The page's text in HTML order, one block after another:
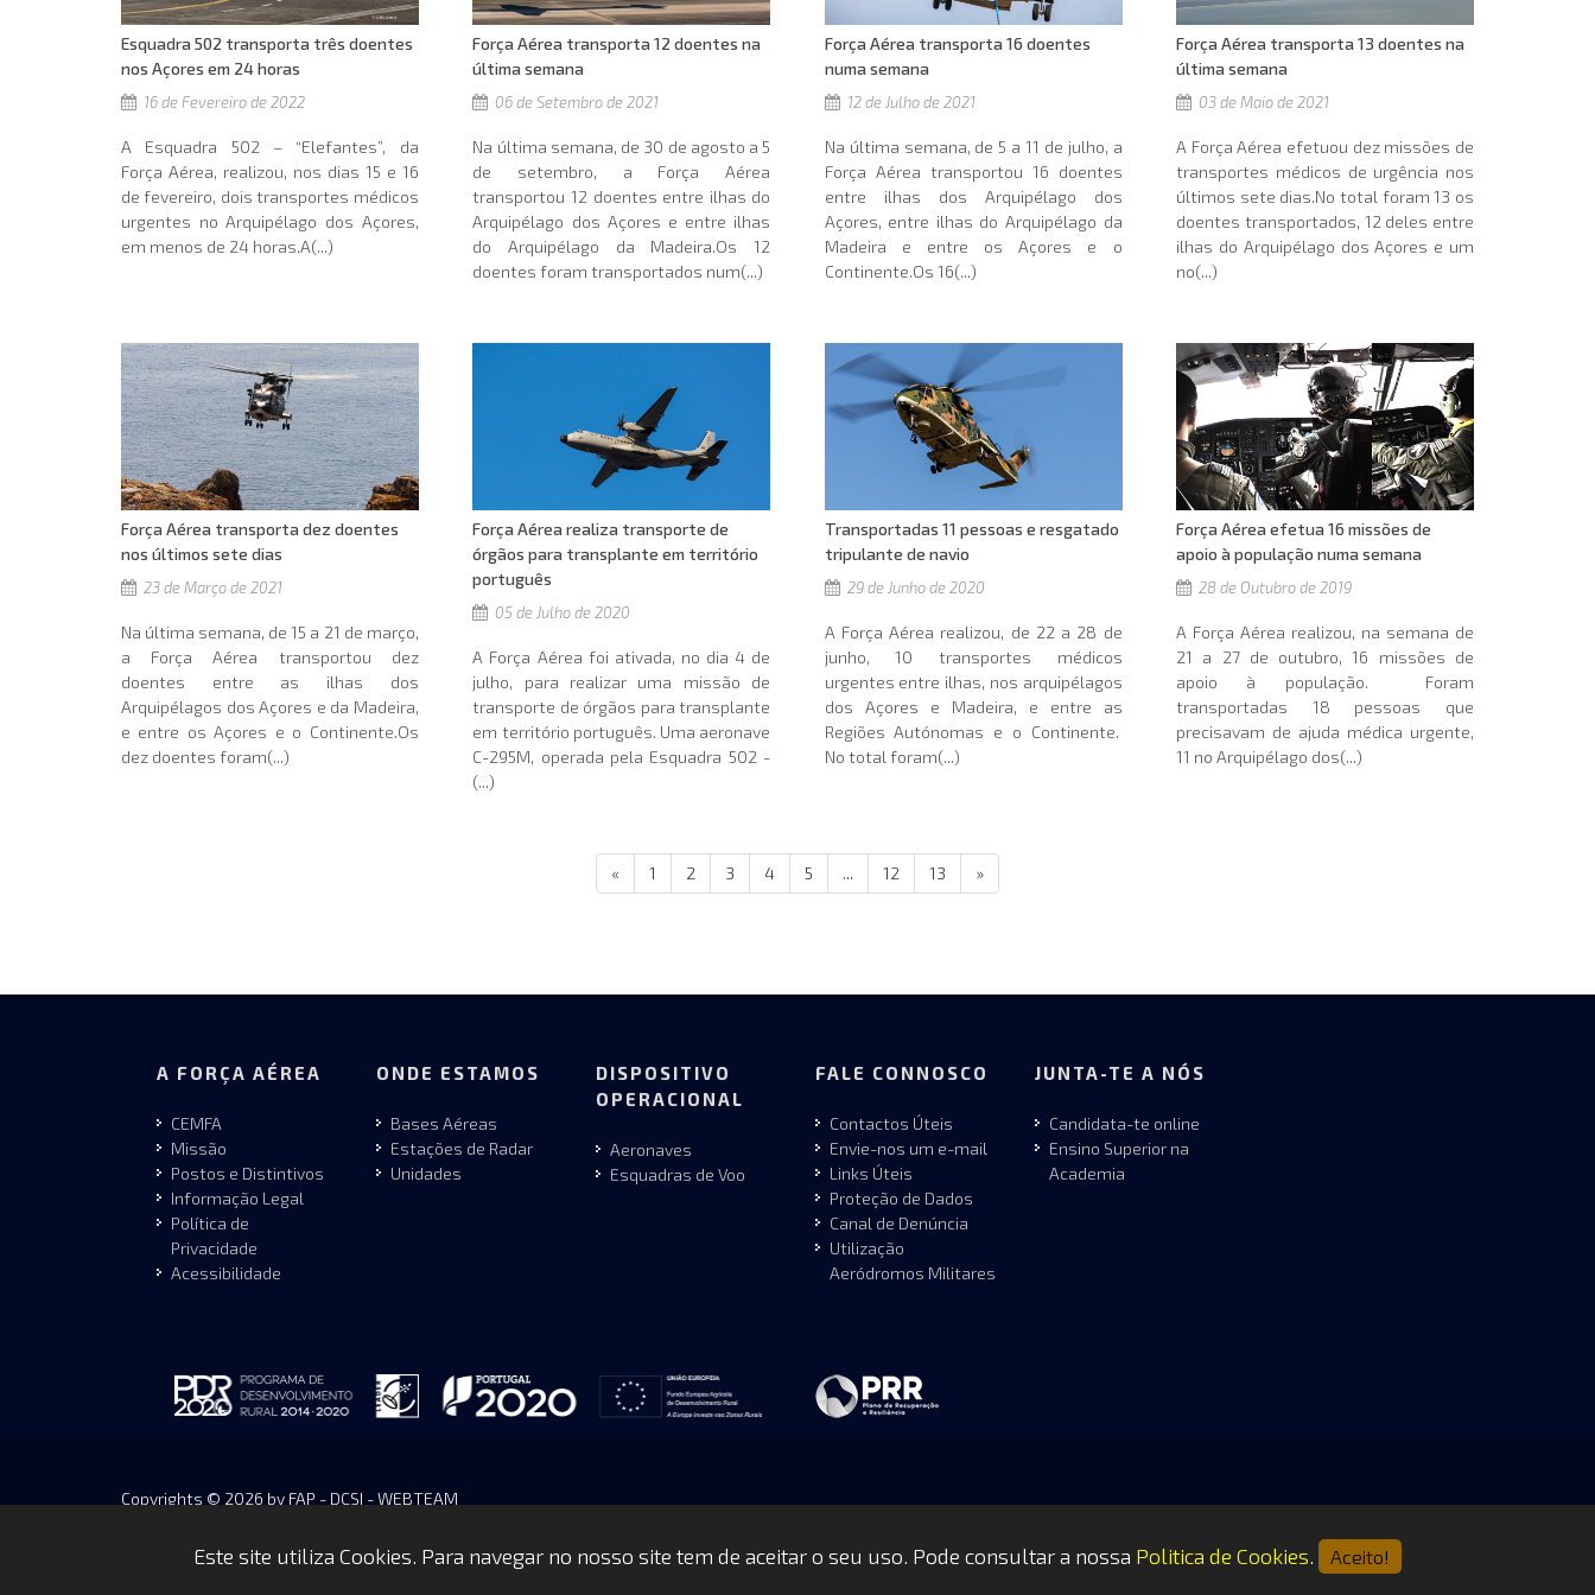
Esquadra 502 transporta três doentes
nos Açores em 24 horas
16 de Fevereiro de 2022
A Esquadra 502 – “Elefantes”, da
Força Aérea, realizou, nos dias 15 e 16
de fevereiro, dois transportes médicos
urgentes no Arquipélago dos Açores,
em menos de 24 horas.A(...)
Força Aérea transporta 12 doentes na
última semana
06 de Setembro de 2021
Na última semana, de 30 de agosto a 5
de setembro, a Força Aérea
transportou 12 doentes entre ilhas do
Arquipélago dos Açores e entre ilhas
do Arquipélago da Madeira.Os 12
doentes foram transportados num(...)
Força Aérea transporta 16 doentes
numa semana
12 de Julho de 2021
Na última semana, de 5 a 11 de julho, a
Força Aérea transportou 16 doentes
entre ilhas dos Arquipélago dos
Açores, entre ilhas do Arquipélago da
Madeira e entre os Açores e o
Continente.Os 16(...)
Força Aérea transporta 13 doentes na
última semana
03 de Maio de 2021
A Força Aérea efetuou dez missões de
transportes médicos de urgência nos
últimos sete dias.No total foram 13 os
doentes transportados, 12 deles entre
ilhas do Arquipélago dos Açores e um
no(...)
Força Aérea transporta dez doentes
nos últimos sete dias
23 de Março de 2021
Na última semana, de 15 a 21 de março,
a Força Aérea transportou dez
doentes entre as ilhas dos
Arquipélagos dos Açores e da Madeira,
e entre os Açores e o Continente.Os
dez doentes foram(...)
Força Aérea realiza transporte de
órgãos para transplante em território
português
05 de Julho de 2020
A Força Aérea foi ativada, no dia 4 de
julho, para realizar uma missão de
transporte de órgãos para transplante
em território português. Uma aeronave
C-295M, operada pela Esquadra 502 -
(...)
Transportadas 11 pessoas e resgatado
tripulante de navio
29 de Junho de 2020
A Força Aérea realizou, de 22 a 28 de
junho, 10 transportes médicos
urgentes entre ilhas, nos arquipélagos
dos Açores e Madeira, e entre as
Regiões Autónomas e o Continente.
No total foram(...)
Força Aérea efetua 16 missões de
apoio à população numa semana
28 de Outubro de 2019
A Força Aérea realizou, na semana de
21 a 27 de outubro, 16 missões de
apoio à população. Foram
transportadas 18 pessoas que
precisavam de ajuda médica urgente,
11 no Arquipélago dos(...)
« 1 2 3 4 5 ... 12 13 »
A FORÇA AÉREA
CEMFA
Missão
Postos e Distintivos
Informação Legal
Política de
Privacidade
Acessibilidade
ONDE ESTAMOS
Bases Aéreas
Estações de Radar
Unidades
DISPOSITIVO
OPERACIONAL
Aeronaves
Esquadras de Voo
FALE CONNOSCO
Contactos Úteis
Envie-nos um e-mail
Links Úteis
Proteção de Dados
Canal de Denúncia
Utilização
Aeródromos Militares
JUNTA-TE A NÓS
Candidata-te online
Ensino Superior na
Academia
Copyrights © 2026 by FAP - DCSI - WEBTEAM
Este site utiliza Cookies. Para navegar no nosso site tem de aceitar o seu uso. Pode consultar a nossa Politica de Cookies. Aceito!